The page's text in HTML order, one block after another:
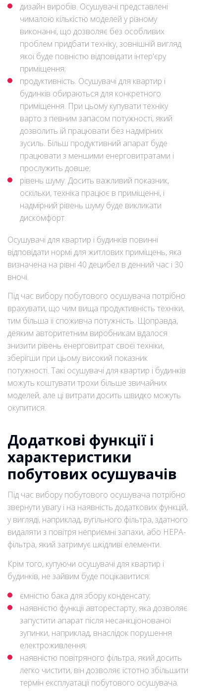
дизайн виробів. Осушувачі представлені
чималою кількістю моделей у різному
виконанні, що дозволяє без особливих
проблем придбати техніку, зовнішній вигляд
якої буде повністю відповідати інтер'єру
приміщення;
продуктивність. Осушувачі для квартир і
будинків обираються для конкретного
приміщення. При цьому купувати техніку
варто з певним запасом потужності, який
дозволить їй працювати без надмірних
зусиль. Більш продуктивний апарат буде
працювати з меншими енерговитратами і
прослужить довше;
рівень шуму. Досить важливий показник,
оскільки, техніка працює в приміщенні, і
надмірний рівень шуму буде викликати
дискомфорт.
Осушувачі для квартир і будинків повинні
відповідати нормі для житлових приміщень, яка
визначена на рівні 40 децибел в денний час і 30
вночі.
Під час вибору побутового осушувача потрібно
врахувати, що чим вища продуктивність техніки,
тим більша її споживча потужність. Щоправда,
деяким авторитетним виробникам вдалося
знизити рівень енерговитрат своєї техніки,
зберігши при цьому високий показник
потужності. Такі осушувачі для квартир і будинків
можуть коштувати трохи більше звичайних
моделей, але ці витрати досить швидко можуть
окупитися.
Додаткові функції і
характеристики
побутових осушувачів
Під час вибору побутового осушувача потрібно
звернути увагу і на наявність додаткових функцій,
у вигляді, наприклад, вугільного фільтра, здатного
видаляти з повітря неприємні запахи, або НЕРА-
фільтра, який затримує шкідливі елементи.
Крім того, купуючи осушувачі для квартир і
будинків, не зайвим буде поцікавитися:
ємністю бака для збору конденсату;
наявністю функції авторестарту, яка дозволяє
запустити апарат після несанкціонованої
зупинки, наприклад, внаслідок порушення
електроживлення;
наявністю повітряного фільтра, який досить
легко чистити, він дозволяє істотно збільшити
термін експлуатації побутового осушувача.